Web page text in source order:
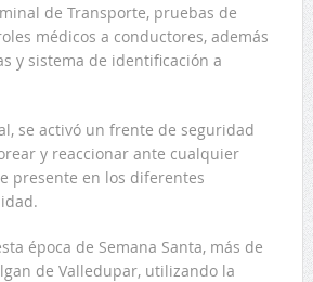
de Transporte, pruebas de
médicos a conductores, además
y sistema de identificación a
se activó un frente de seguridad
y reaccionar ante cualquier
presente en los diferentes
época de Semana Santa, más de
de Valledupar, utilizando la